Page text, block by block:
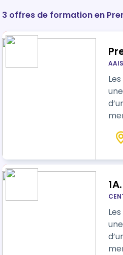
3 offres de formation en
Les
Les